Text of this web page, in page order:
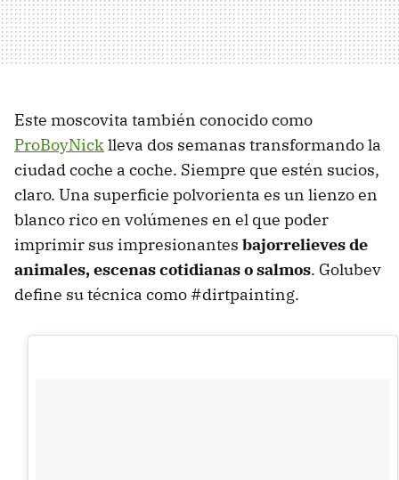
Este moscovita también conocido como
ProBoyNicklleva dos semanas transformando la
ciudad coche a coche. Siempre que estén sucios,
claro. Una superficie polvorienta es un lienzo en
blanco rico en volúmenes en el que poder
imprimir sus impresionantes bajorrelieves de
animales, escenas cotidianas o salmos. Golubev
define su técnica como #dirtpainting.